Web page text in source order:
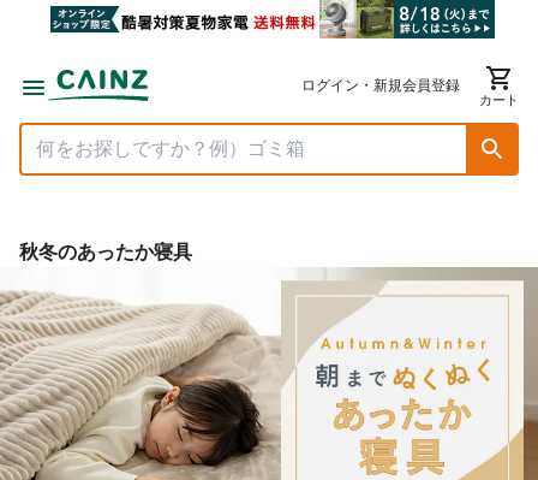
ログイン・新規会員登録
カート
秋冬のあったか寝具